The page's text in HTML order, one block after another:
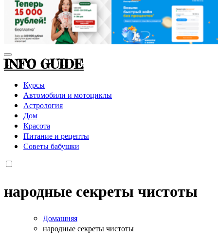
INFO GUIDE
Курсы
Автомобили и мотоциклы
Астрология
Дом
Красота
Питание и рецепты
Советы бабушки
народные секреты чистоты
Домашняя
народные секреты чистоты